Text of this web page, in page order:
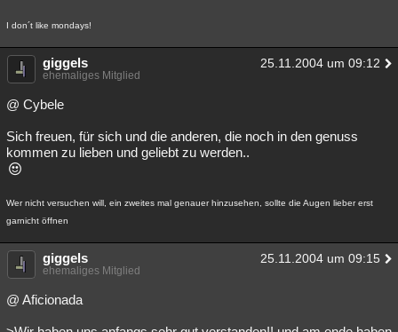
I don´t like mondays!
giggels 25.11.2004 um 09:12
ehemaliges Mitglied
@ Cybele
Sich freuen, für sich und die anderen, die noch in den genuss
kommen zu lieben und geliebt zu werden..
Wer nicht versuchen will, ein zweites mal genauer hinzusehen, sollte die Augen lieber erst
garnicht öffnen
giggels 25.11.2004 um 09:15
ehemaliges Mitglied
@ Aficionada